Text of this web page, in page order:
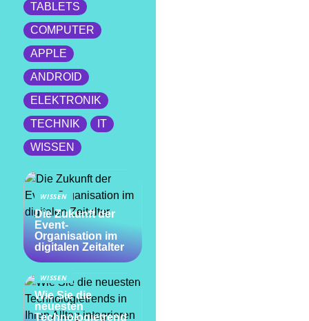
TABLETS
COMPUTER
APPLE
ANDROID
ELEKTRONIK
TECHNIK
IT
WISSEN
WISSEN
Die Zukunft der
Event-
Organisation im
digitalen Zeitalter
WISSEN
Wie Sie die
neuesten
Technologietrend